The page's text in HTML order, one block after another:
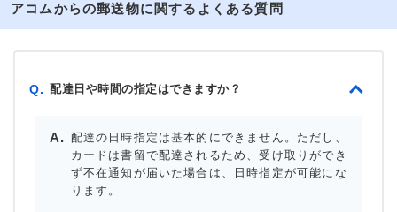
アコムからの郵送物に関するよくある質問
Q. 配達日や時間の指定はできますか？
配達の日時指定は基本的にできません。ただし、
カードは書留で配達されるため、受け取りができ
ず不在通知が届いた場合は、日時指定が可能にな
ります。